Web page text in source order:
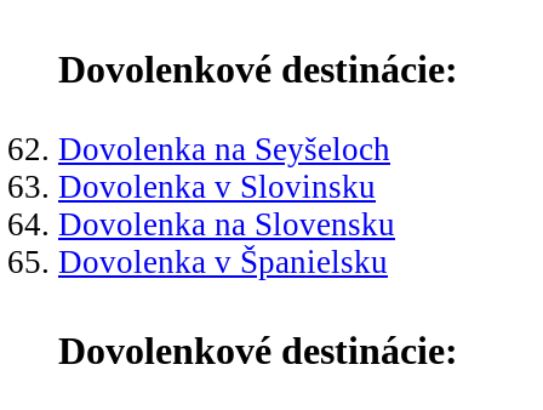
Dovolenkové destinácie:
Dovolenka na Seyšeloch
Dovolenka v Slovinsku
Dovolenka na Slovensku
Dovolenka v Španielsku
Dovolenkové destinácie: